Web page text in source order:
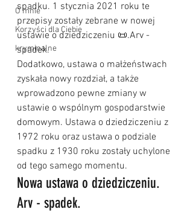
O mnie
Korzyści dla Ciebie
kryminalne
spadku. 1 stycznia 2021 roku te
przepisy zostały zebrane w nowej
ustawie o dziedziczeniu 📜.Arv -
spadek.
Dodatkowo, ustawa o małżeństwach
zyskała nowy rozdział, a także
wprowadzono pewne zmiany w
ustawie o wspólnym gospodarstwie
domowym. Ustawa o dziedziczeniu z
1972 roku oraz ustawa o podziale
spadku z 1930 roku zostały uchylone
od tego samego momentu.
Nowa ustawa o dziedziczeniu.
Arv - spadek.